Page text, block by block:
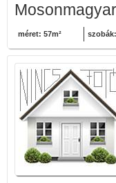
méret: 57m²